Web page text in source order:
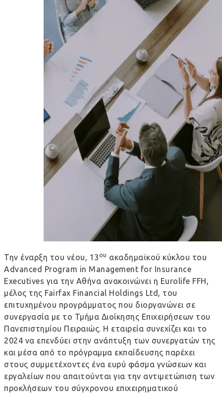
Την έναρξη του νέου, 13ου ακαδημαϊκού κύκλου του
Advanced Program in Management for Insurance
Executives για την Αθήνα ανακοινώνει η Eurolife FFH,
μέλος της Fairfax Financial Holdings Ltd, του
επιτυχημένου προγράμματος που διοργανώνει σε
συνεργασία με το Τμήμα Διοίκησης Επιχειρήσεων του
Πανεπιστημίου Πειραιώς. Η εταιρεία συνεχίζει και το
2024 να επενδύει στην ανάπτυξη των συνεργατών της
και μέσα από το πρόγραμμα εκπαίδευσης παρέχει
στους συμμετέχοντες ένα ευρύ φάσμα γνώσεων και
εργαλείων που απαιτούνται για την αντιμετώπιση των
προκλήσεων του σύγχρονου επιχειρηματικού